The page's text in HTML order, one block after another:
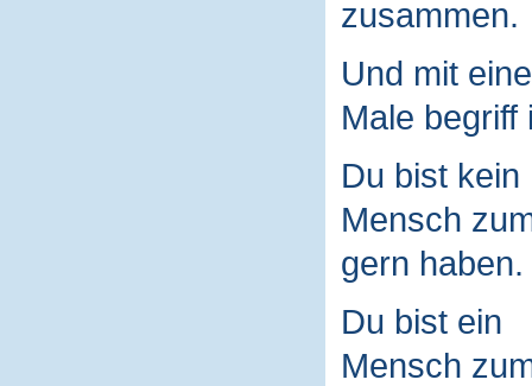
zusammen.
Und mit
Male begriff
Du bist kein
Mensch
gern haben.
Du bist ein
Mensch